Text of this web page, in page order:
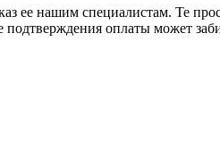
ее нашим специалистам. Те
оплаты может